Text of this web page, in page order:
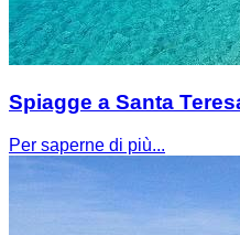
Spiagge a Santa
Per saperne di più...